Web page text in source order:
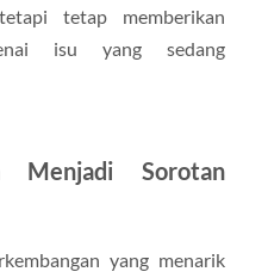
tetap memberikan
isu yang sedang
Menjadi Sorotan
yang menarik